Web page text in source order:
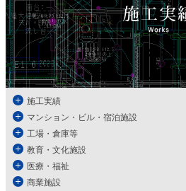
施工実績
マンション・ビル・宿泊施設
工場・倉庫等
教育・文化施設
医療・福祉
商業施設